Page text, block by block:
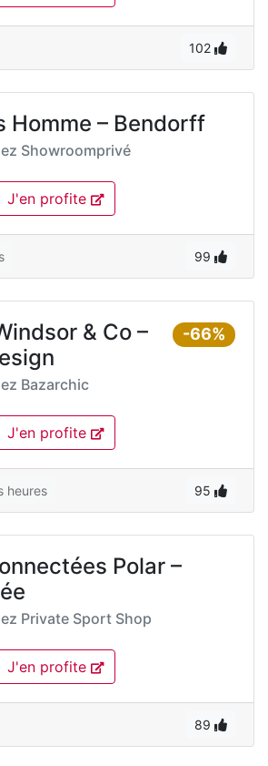
102
Homme – Bendorff
Showroomprivé
J'en profite
99
-66%
& Co –
Bazarchic
J'en profite
heures 95
Polar –
Private Sport Shop
J'en profite
89